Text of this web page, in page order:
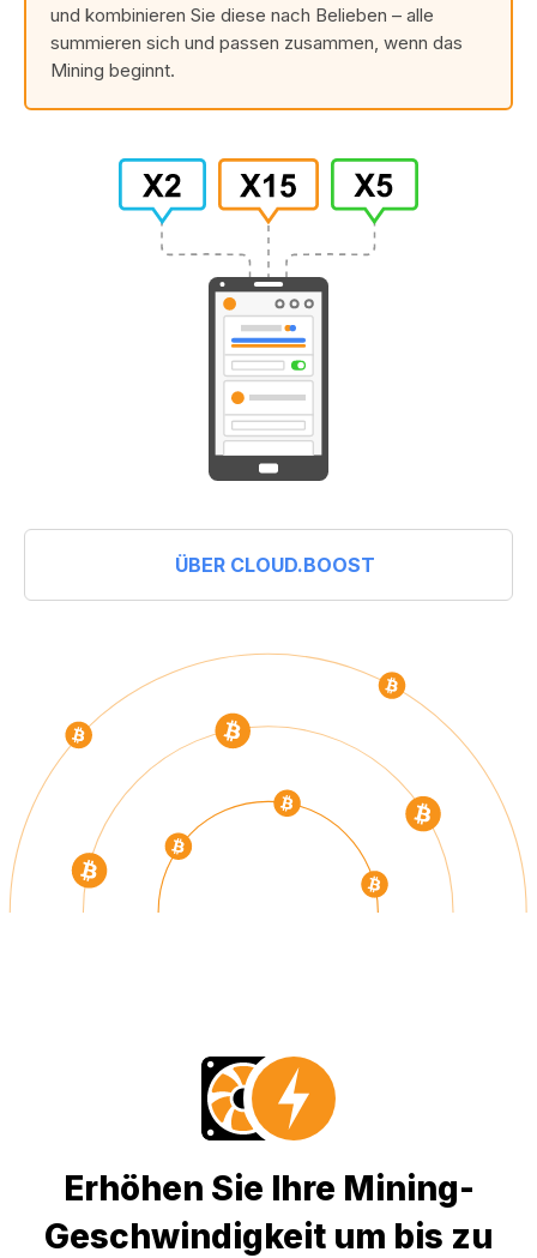
und kombinieren Sie diese nach Belieben – alle
summieren sich und passen zusammen, wenn das
Mining beginnt.
ÜBER CLOUD.BOOST
Erhöhen Sie Ihre Mining-
Geschwindigkeit um bis zu